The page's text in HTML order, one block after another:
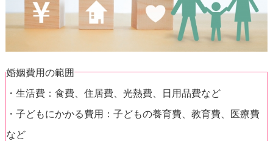
婚姻費用の範囲
・生活費：食費、住居費、光熱費、日用品費など
・子どもにかかる費用：子どもの養育費、教育費、医療費
など